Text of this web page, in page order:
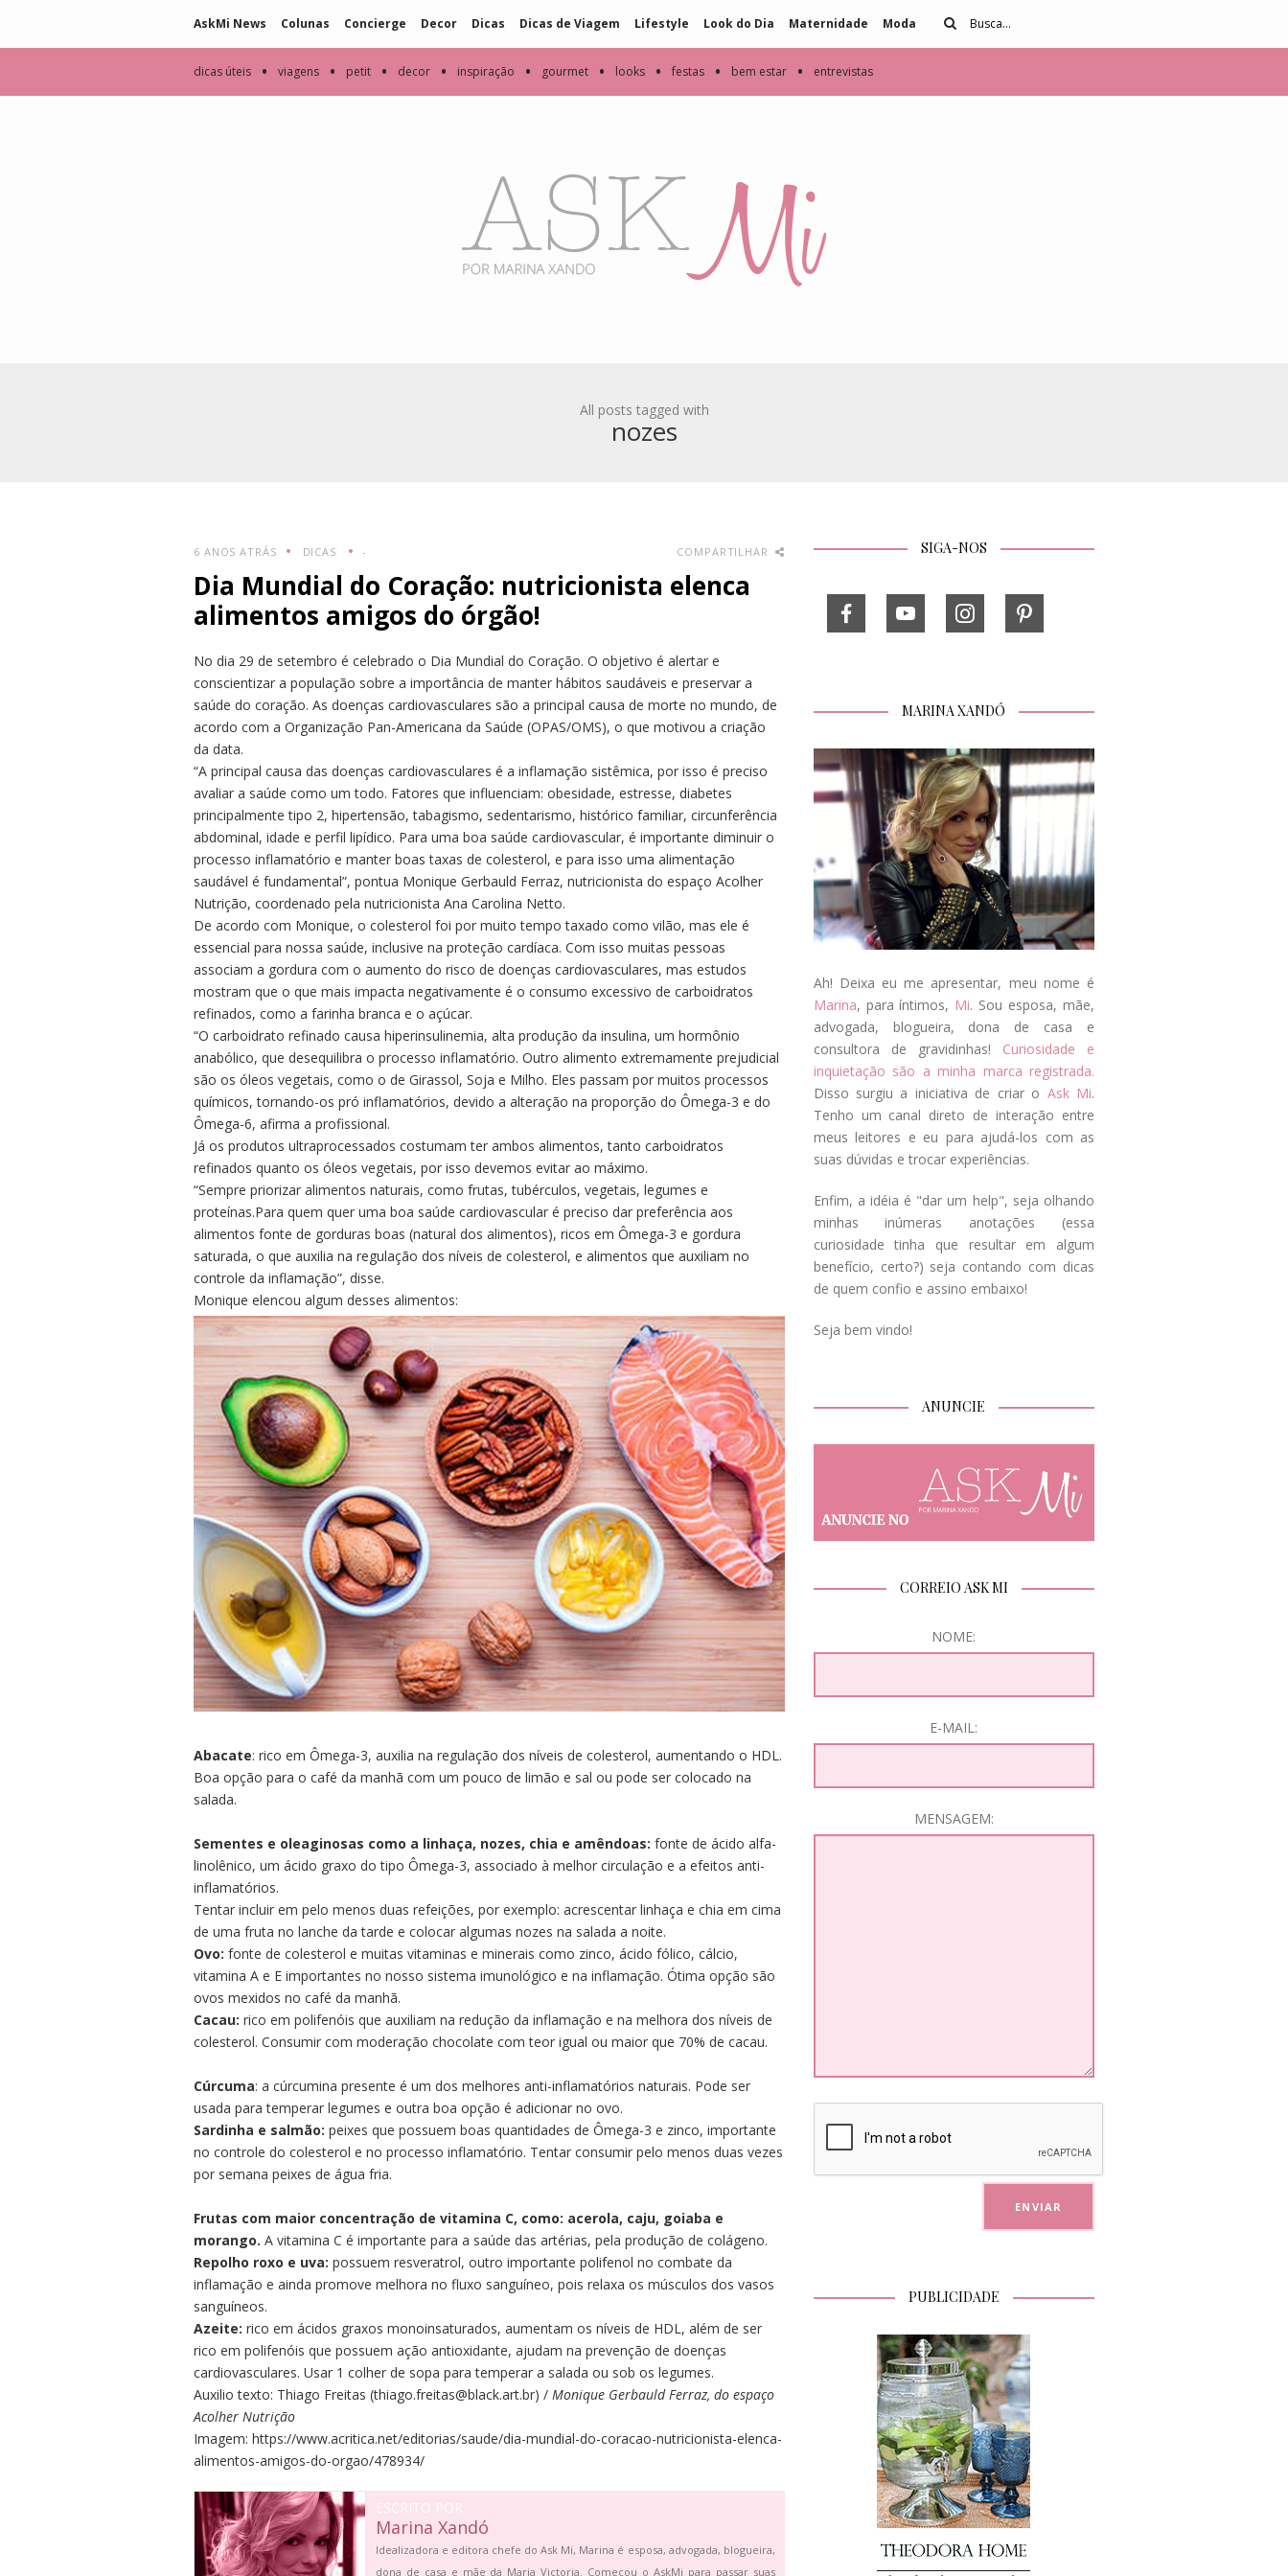
AskMi News Colunas Concierge Decor Dicas Dicas de Viagem Lifestyle Look do Dia Maternidade Moda
dicas úteis • viagens • petit • decor • inspiração • gourmet • looks • festas • bem estar • entrevistas
All posts tagged with
nozes
6 ANOS ATRÁS DICAS - COMPARTILHAR
Dia Mundial do Coração: nutricionista elenca
alimentos amigos do órgão!
No dia 29 de setembro é celebrado o Dia Mundial do Coração. O objetivo é alertar e
conscientizar a população sobre a importância de manter hábitos saudáveis e preservar a
saúde do coração. As doenças cardiovasculares são a principal causa de morte no mundo, de
acordo com a Organização Pan-Americana da Saúde (OPAS/OMS), o que motivou a criação
da data.
“A principal causa das doenças cardiovasculares é a inflamação sistêmica, por isso é preciso
avaliar a saúde como um todo. Fatores que influenciam: obesidade, estresse, diabetes
principalmente tipo 2, hipertensão, tabagismo, sedentarismo, histórico familiar, circunferência
abdominal, idade e perfil lipídico. Para uma boa saúde cardiovascular, é importante diminuir o
processo inflamatório e manter boas taxas de colesterol, e para isso uma alimentação
saudável é fundamental”, pontua Monique Gerbauld Ferraz, nutricionista do espaço Acolher
Nutrição, coordenado pela nutricionista Ana Carolina Netto.
De acordo com Monique, o colesterol foi por muito tempo taxado como vilão, mas ele é
essencial para nossa saúde, inclusive na proteção cardíaca. Com isso muitas pessoas
associam a gordura com o aumento do risco de doenças cardiovasculares, mas estudos
mostram que o que mais impacta negativamente é o consumo excessivo de carboidratos
refinados, como a farinha branca e o açúcar.
“O carboidrato refinado causa hiperinsulinemia, alta produção da insulina, um hormônio
anabólico, que desequilibra o processo inflamatório. Outro alimento extremamente prejudicial
são os óleos vegetais, como o de Girassol, Soja e Milho. Eles passam por muitos processos
químicos, tornando-os pró inflamatórios, devido a alteração na proporção do Ômega-3 e do
Ômega-6, afirma a profissional.
Já os produtos ultraprocessados costumam ter ambos alimentos, tanto carboidratos
refinados quanto os óleos vegetais, por isso devemos evitar ao máximo.
“Sempre priorizar alimentos naturais, como frutas, tubérculos, vegetais, legumes e
proteínas.Para quem quer uma boa saúde cardiovascular é preciso dar preferência aos
alimentos fonte de gorduras boas (natural dos alimentos), ricos em Ômega-3 e gordura
saturada, o que auxilia na regulação dos níveis de colesterol, e alimentos que auxiliam no
controle da inflamação”, disse.
Monique elencou algum desses alimentos:
Abacate: rico em Ômega-3, auxilia na regulação dos níveis de colesterol, aumentando o HDL.
Boa opção para o café da manhã com um pouco de limão e sal ou pode ser colocado na
salada.
Sementes e oleaginosas como a linhaça, nozes, chia e amêndoas: fonte de ácido alfa-
linolênico, um ácido graxo do tipo Ômega-3, associado à melhor circulação e a efeitos anti-
inflamatórios.
Tentar incluir em pelo menos duas refeições, por exemplo: acrescentar linhaça e chia em cima
de uma fruta no lanche da tarde e colocar algumas nozes na salada a noite.
Ovo: fonte de colesterol e muitas vitaminas e minerais como zinco, ácido fólico, cálcio,
vitamina A e E importantes no nosso sistema imunológico e na inflamação. Ótima opção são
ovos mexidos no café da manhã.
Cacau: rico em polifenóis que auxiliam na redução da inflamação e na melhora dos níveis de
colesterol. Consumir com moderação chocolate com teor igual ou maior que 70% de cacau.
Cúrcuma: a cúrcumina presente é um dos melhores anti-inflamatórios naturais. Pode ser
usada para temperar legumes e outra boa opção é adicionar no ovo.
Sardinha e salmão: peixes que possuem boas quantidades de Ômega-3 e zinco, importante
no controle do colesterol e no processo inflamatório. Tentar consumir pelo menos duas vezes
por semana peixes de água fria.
Frutas com maior concentração de vitamina C, como: acerola, caju, goiaba e
morango. A vitamina C é importante para a saúde das artérias, pela produção de colágeno.
Repolho roxo e uva: possuem resveratrol, outro importante polifenol no combate da
inflamação e ainda promove melhora no fluxo sanguíneo, pois relaxa os músculos dos vasos
sanguíneos.
Azeite: rico em ácidos graxos monoinsaturados, aumentam os níveis de HDL, além de ser
rico em polifenóis que possuem ação antioxidante, ajudam na prevenção de doenças
cardiovasculares. Usar 1 colher de sopa para temperar a salada ou sob os legumes.
Auxilio texto: Thiago Freitas (thiago.freitas@black.art.br) / Monique Gerbauld Ferraz, do espaço
Acolher Nutrição
Imagem: https://www.acritica.net/editorias/saude/dia-mundial-do-coracao-nutricionista-elenca-
alimentos-amigos-do-orgao/478934/
ESCRITO POR
Marina Xandó
Idealizadora e editora chefe do Ask Mi, Marina é esposa, advogada, blogueira,
dona de casa e mãe da Maria Victoria. Começou o AskMi para passar suas
SIGA-NOS
MARINA XANDÓ
Ah! Deixa eu me apresentar, meu nome é
Marina, para íntimos, Mi. Sou esposa, mãe,
advogada, blogueira, dona de casa e
consultora de gravidinhas! Curiosidade e
inquietação são a minha marca registrada.
Disso surgiu a iniciativa de criar o Ask Mi.
Tenho um canal direto de interação entre
meus leitores e eu para ajudá-los com as
suas dúvidas e trocar experiências.
Enfim, a idéia é "dar um help", seja olhando
minhas inúmeras anotações (essa
curiosidade tinha que resultar em algum
benefício, certo?) seja contando com dicas
de quem confio e assino embaixo!
Seja bem vindo!
ANUNCIE
CORREIO ASK MI
NOME:
E-MAIL:
MENSAGEM:
PUBLICIDADE